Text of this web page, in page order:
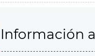
Información